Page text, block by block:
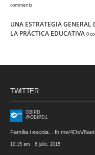
comments
UNA ESTRATEGIA GENERAL
LA PRÁCTICA EDUCATIVA 0
TWITTER
OBIPD
@OBIPD1
Família i escola... fb.me/4DsV8aetL
10:15 am · 6 julio, 2015